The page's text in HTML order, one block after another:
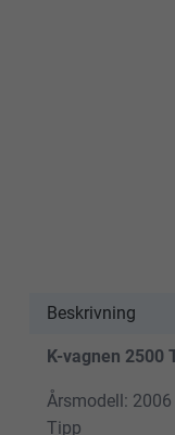
Beskrivning
K-vagnen 2500
Årsmodell: 2006
Tipp